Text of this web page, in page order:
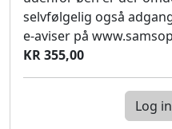
selvfølgelig også
e-aviser på
KR 355,00
Log